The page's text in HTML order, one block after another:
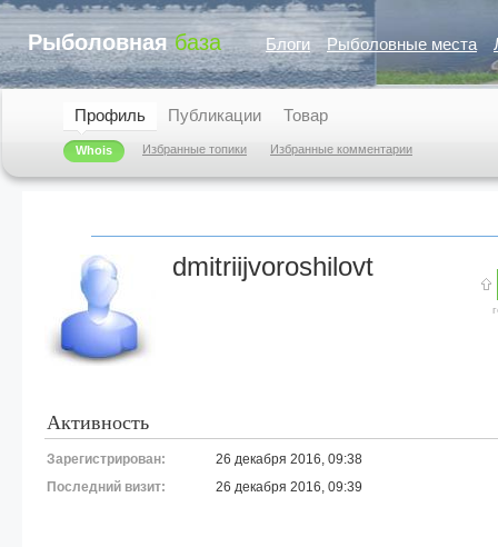
Рыболовная база Блоги Рыболовные места
Профиль
Whois Избранные топики Избранные комментарии
Публикации Товар
dmitriijvoroshilovt
Активность
Зарегистрирован:
26 декабря 2016, 09:38
Последний визит:
26 декабря 2016, 09:39